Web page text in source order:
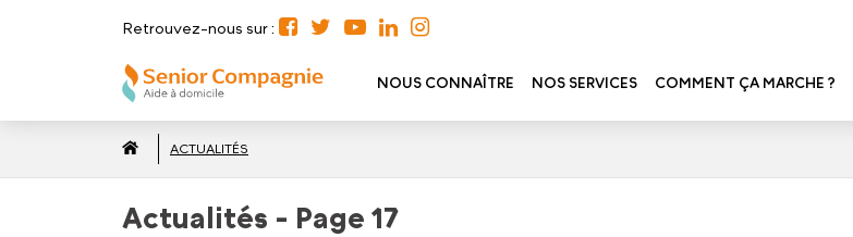
Retrouvez-nous sur :
NOUS CONNAÎTRE NOS SERVICES COMMENT ÇA MARCHE ?
ACTUALITÉS
Actualités - Page 17